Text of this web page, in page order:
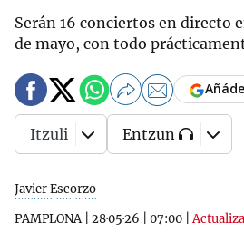
Serán 16 conciertos en directo
de mayo, con todo
Javier Escorzo
PAMPLONA| 28·05·26 07:00 |
Itzuli Entzun